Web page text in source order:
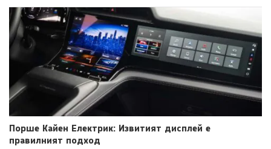
Порше Кайен Електрик: Извитият дисплей е
правилният подход